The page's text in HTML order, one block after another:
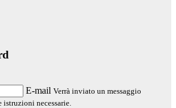
E-mail Verrà inviato un messaggio
necessarie.